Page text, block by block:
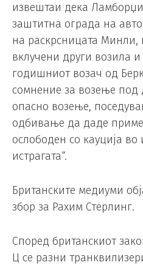
извештаи дека
заштитна ограда на
на раскрсницата Минли,
вклучени други возила
годишниот возач од
сомнение за возење под
опасно возење,
одбивање да даде
ослободен со кауција
истрагата“.
Британските медиуми
збор за Рахим Стерлинг.
Според британскиот
Ц се разни